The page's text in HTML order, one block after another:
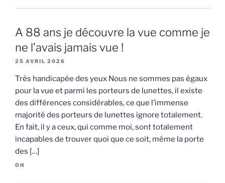
A 88 ans je découvre la vue comme je
ne l’avais jamais vue !
25 AVRIL 2026
Très handicapée des yeux Nous ne sommes pas égaux
pour la vue et parmi les porteurs de lunettes, il existe
des différences considérables, ce que l’immense
majorité des porteurs de lunettes ignore totalement.
En fait, il y a ceux, qui comme moi, sont totalement
incapables de trouver quoi que ce soit, même la porte
des […]
OH